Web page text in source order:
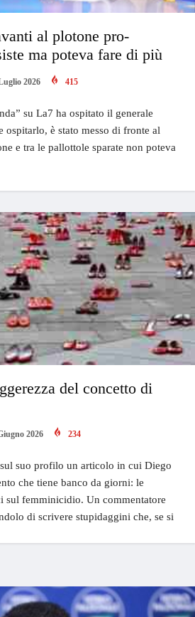
al plotone pro-
ma poteva fare di più
2026 415
su La7 ha ospitato il generale
ospitarlo, è stato messo di fronte al
e tra le pallottole sparate non poteva
del concetto di
2026 234
suo profilo un articolo in cui Diego
che tiene banco da giorni: le
sul femminicidio. Un commentatore
di scrivere stupidaggini che, se si